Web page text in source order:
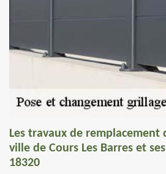
Les travaux de remplacement
ville de Cours Les Barres et
18320